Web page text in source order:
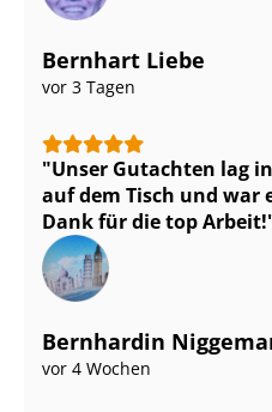
Bernhart Liebe
vor 3 Tagen
Unser Gutachten lag
auf dem Tisch und war
Dank für die top Arbeit!
Bernhardin
vor 4 Wochen